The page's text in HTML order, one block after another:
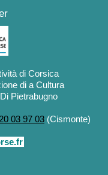
di Corsica
di a Cultura
Pietrabugno
03 97 03 (Cismonte)